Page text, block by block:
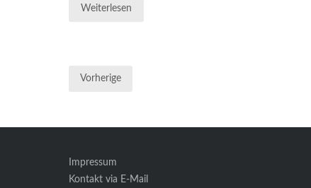
Weiterlesen
Seitennummerierung
Beiträge
Vorherige
Impressum
Kontakt via E-Mail